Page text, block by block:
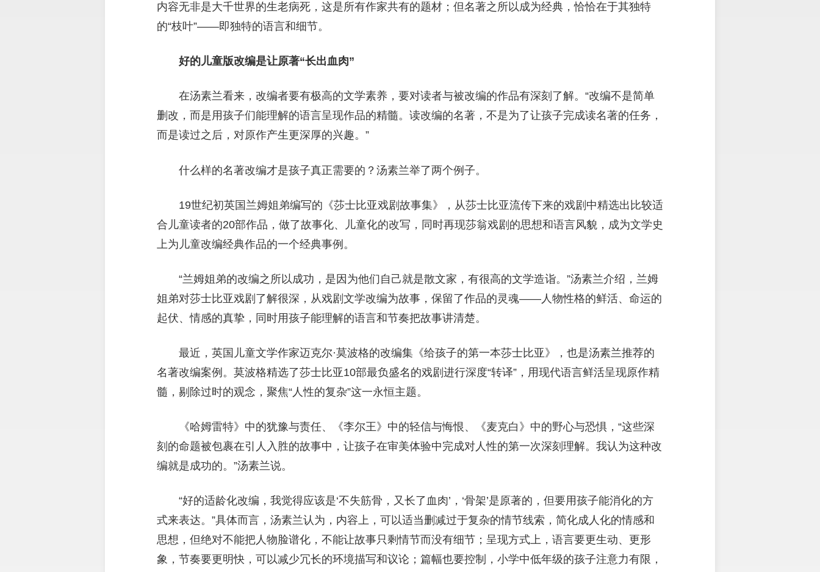
内容无非是大千世界的生老病死，这是所有作家共有的题材；但名著之所以成为经典，恰恰在于其独特
的“枝叶”——即独特的语言和细节。
好的儿童版改编是让原著“长出血肉”
在汤素兰看来，改编者要有极高的文学素养，要对读者与被改编的作品有深刻了解。“改编不是简单
删改，而是用孩子们能理解的语言呈现作品的精髓。读改编的名著，不是为了让孩子完成读名著的任务，
而是读过之后，对原作产生更深厚的兴趣。”
什么样的名著改编才是孩子真正需要的？汤素兰举了两个例子。
19世纪初英国兰姆姐弟编写的《莎士比亚戏剧故事集》，从莎士比亚流传下来的戏剧中精选出比较适
合儿童读者的20部作品，做了故事化、儿童化的改写，同时再现莎翁戏剧的思想和语言风貌，成为文学史
上为儿童改编经典作品的一个经典事例。
“兰姆姐弟的改编之所以成功，是因为他们自己就是散文家，有很高的文学造诣。”汤素兰介绍，兰姆
姐弟对莎士比亚戏剧了解很深，从戏剧文学改编为故事，保留了作品的灵魂——人物性格的鲜活、命运的
起伏、情感的真挚，同时用孩子能理解的语言和节奏把故事讲清楚。
最近，英国儿童文学作家迈克尔·莫波格的改编集《给孩子的第一本莎士比亚》，也是汤素兰推荐的
名著改编案例。莫波格精选了莎士比亚10部最负盛名的戏剧进行深度“转译”，用现代语言鲜活呈现原作精
髓，剔除过时的观念，聚焦“人性的复杂”这一永恒主题。
《哈姆雷特》中的犹豫与责任、《李尔王》中的轻信与悔恨、《麦克白》中的野心与恐惧，“这些深
刻的命题被包裹在引人入胜的故事中，让孩子在审美体验中完成对人性的第一次深刻理解。我认为这种改
编就是成功的。”汤素兰说。
“好的适龄化改编，我觉得应该是‘不失筋骨，又长了血肉’，‘骨架’是原著的，但要用孩子能消化的方
式来表达。”具体而言，汤素兰认为，内容上，可以适当删减过于复杂的情节线索，简化成人化的情感和
思想，但绝对不能把人物脸谱化，不能让故事只剩情节而没有细节；呈现方式上，语言要更生动、更形
象，节奏要更明快，可以减少冗长的环境描写和议论；篇幅也要控制，小学中低年级的孩子注意力有限，